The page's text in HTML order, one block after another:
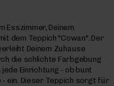
Esszimmer, Deinem
dem Teppich "Cowan". Der
Deinem Zuhause
die schlichte Farbgebung
Einrichtung - ob bunt
ein. Dieser Teppich sorgt für